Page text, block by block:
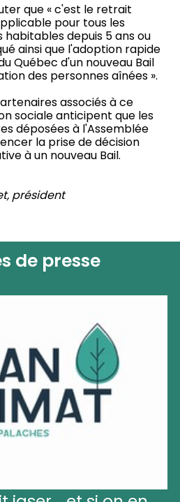
que « c'est le retrait
pour tous les
depuis 5 ans ou
ainsi que l'adoption rapide
Québec d'un nouveau Bail
des personnes aînées ».
associés à ce
sociale anticipent que les
déposées à l'Assemblée
la prise de décision
à un nouveau Bail.
président
de presse